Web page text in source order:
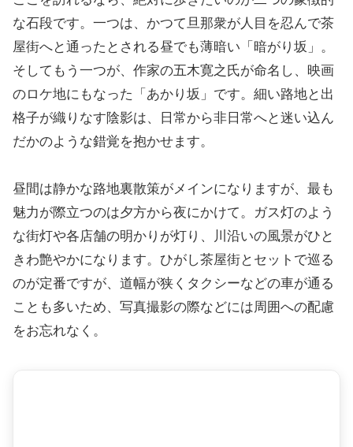
な石段です。一つは、かつて旦那衆が人目を忍んで茶
屋街へと通ったとされる昼でも薄暗い「暗がり坂」。
そしてもう一つが、作家の五木寛之氏が命名し、映画
のロケ地にもなった「あかり坂」です。細い路地と出
格子が織りなす陰影は、日常から非日常へと迷い込ん
だかのような錯覚を抱かせます。
昼間は静かな路地裏散策がメインになりますが、最も
魅力が際立つのは夕方から夜にかけて。ガス灯のよう
な街灯や各店舗の明かりが灯り、川沿いの風景がひと
きわ艶やかになります。ひがし茶屋街とセットで巡る
のが定番ですが、道幅が狭くタクシーなどの車が通る
ことも多いため、写真撮影の際などには周囲への配慮
をお忘れなく。